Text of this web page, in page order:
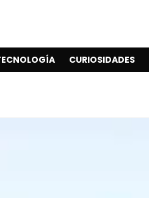
CURIOSIDADES